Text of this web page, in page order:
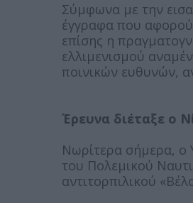
Σύμφωνα με την
έγγραφα που
επίσης η
ελλιμενισμού
ποινικών ευθυνών,
Έρευνα διέταξε ο
Νωρίτερα σήμερα, ο
του Πολεμικού
αντιτορπιλικού